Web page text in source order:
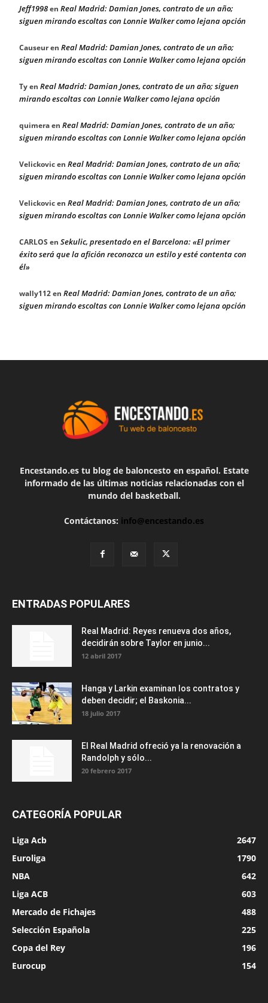
Jeff1998en Real Madrid: Damian Jones, contrato de un año;
siguen mirando escoltas con Lonnie Walker como lejana opción
Causeuren Real Madrid: Damian Jones, contrato de un año;
siguen mirando escoltas con Lonnie Walker como lejana opción
Tyen Real Madrid: Damian Jones, contrato de un año; siguen
mirando escoltas con Lonnie Walker como lejana opción
quimeraen Real Madrid: Damian Jones, contrato de un año;
siguen mirando escoltas con Lonnie Walker como lejana opción
Velickovicen Real Madrid: Damian Jones, contrato de un año;
siguen mirando escoltas con Lonnie Walker como lejana opción
Velickovicen Real Madrid: Damian Jones, contrato de un año;
siguen mirando escoltas con Lonnie Walker como lejana opción
CARLOS en Sekulic, presentado en el Barcelona: «El primer
éxito será que la afición reconozca un estilo y esté contenta con
él»
wally112en Real Madrid: Damian Jones, contrato de un año;
siguen mirando escoltas con Lonnie Walker como lejana opción
Encestando.es tu blog de baloncesto en español. Estate
informado de las últimas noticias relacionadas con el
mundo del basketball.
Contáctanos: info@encestando.es
ENTRADAS POPULARES
Real Madrid: Reyes renueva dos años,
decidirán sobre Taylor en junio...
12 abril 2017
Hanga y Larkin examinan los contratos y
deben decidir; el Baskonia...
18 julio 2017
El Real Madrid ofreció ya la renovación a
Randolph y sólo...
20 febrero 2017
CATEGORÍA POPULAR
Liga Acb
2647
Euroliga
1790
NBA
642
Liga ACB
603
Mercado de Fichajes
488
Selección Española
225
Copa del Rey
196
Eurocup
154